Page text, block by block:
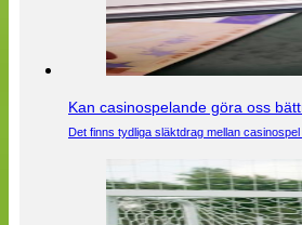
Kan casinospelande göra oss
Det finns tydliga släktdrag mellan